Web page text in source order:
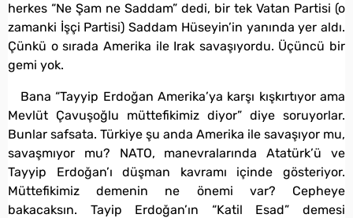
herkes “Ne Şam ne Saddam” dedi, bir tek Vatan Partisi (o
zamanki İşçi Partisi) Saddam Hüseyin’in yanında yer aldı.
Çünkü o sırada Amerika ile Irak savaşıyordu. Üçüncü bir
gemi yok.
Bana “Tayyip Erdoğan Amerika’ya karşı kışkırtıyor ama
Mevlüt Çavuşoğlu müttefikimiz diyor” diye soruyorlar.
Bunlar safsata. Türkiye şu anda Amerika ile savaşıyor mu,
savaşmıyor mu? NATO, manevralarında Atatürk’ü ve
Tayyip Erdoğan’ı düşman kavramı içinde gösteriyor.
Müttefikimiz demenin ne önemi var? Cepheye
bakacaksın. Tayip Erdoğan’ın “Katil Esad” demesi